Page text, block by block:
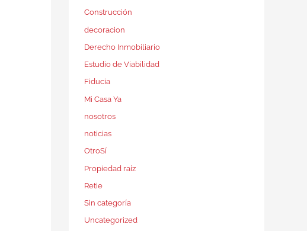
Construcción
decoracion
Derecho Inmobiliario
Estudio de Viabilidad
Fiducia
Mi Casa Ya
nosotros
noticias
OtroSí
Propiedad raíz
Retie
Sin categoría
Uncategorized